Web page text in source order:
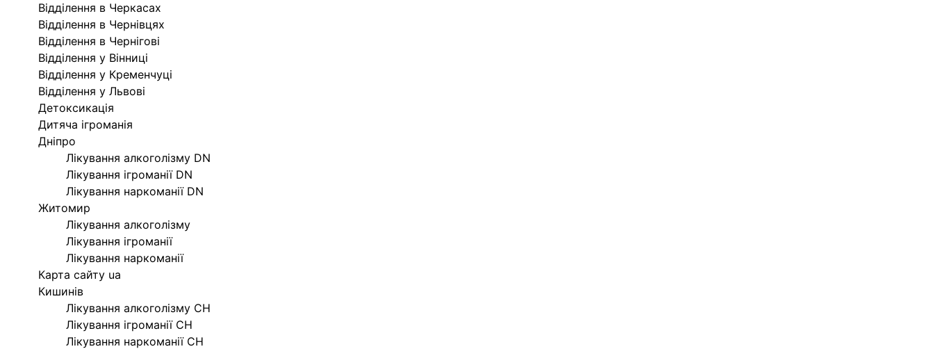
Відділення в Черкасах
Відділення в Чернівцях
Відділення в Чернігові
Відділення у Вінниці
Відділення у Кременчуці
Відділення у Львові
Детоксикація
Дитяча ігроманія
Дніпро
Лікування алкоголізму DN
Лікування ігроманії DN
Лікування наркоманії DN
Житомир
Лікування алкоголізму
Лікування ігроманії
Лікування наркоманії
Карта сайту ua
Кишинів
Лікування алкоголізму CH
Лікування ігроманії CH
Лікування наркоманії CH